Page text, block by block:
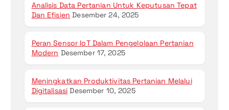
Analisis Data Pertanian Untuk Keputusan Tepat
Dan Efisien Desember 24, 2025
Peran Sensor IoT Dalam Pengelolaan Pertanian
Modern Desember 17, 2025
Meningkatkan Produktivitas Pertanian Melalui
Digitalisasi Desember 10, 2025